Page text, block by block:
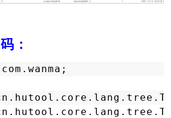
：
com.wanma;